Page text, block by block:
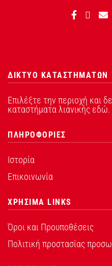
ΔΙΚΤΥΟ ΚΑΤΑΣΤΗΜΑΤΩΝ
Επιλέξτε την περιοχή και
καταστήματα λιανικής εδώ.
ΠΛΗΡΟΦΟΡΙΕΣ
Ιστορία
Επικοινωνία
ΧΡΗΣΙΜΑ LINKS
Όροι και Προυποθέσεις
Πολιτική προστασίας